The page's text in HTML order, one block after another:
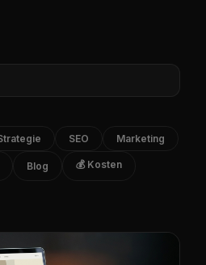
SEO Marketing
Blog 💰 Kosten